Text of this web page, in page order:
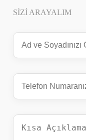
SIZI ARAYALIM